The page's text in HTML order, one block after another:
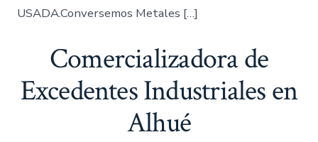
USADA.Conversemos Metales […]
Comercializadora de
Excedentes Industriales en
Alhué